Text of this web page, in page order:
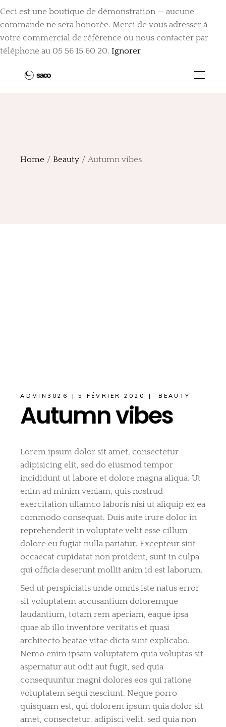
Ceci est une boutique de démonstration — aucune
commande ne sera honorée. Merci de vous adresser à
votre commercial de référence ou nous contacter par
téléphone au 05 56 15 60 20. Ignorer
Home Beauty Autumn vibes
ADMIN3026 5 FÉVRIER 2020 BEAUTY
Autumn vibes
Lorem ipsum dolor sit amet, consectetur
adipisicing elit, sed do eiusmod tempor
incididunt ut labore et dolore magna aliqua. Ut
enim ad minim veniam, quis nostrud
exercitation ullamco laboris nisi ut aliquip ex ea
commodo consequat. Duis aute irure dolor in
reprehenderit in voluptate velit esse cillum
dolore eu fugiat nulla pariatur. Excepteur sint
occaecat cupidatat non proident, sunt in culpa
qui officia deserunt mollit anim id est laborum.
Sed ut perspiciatis unde omnis iste natus error
sit voluptatem accusantium doloremque
laudantium, totam rem aperiam, eaque ipsa
quae ab illo inventore veritatis et quasi
architecto beatae vitae dicta sunt explicabo.
Nemo enim ipsam voluptatem quia voluptas sit
aspernatur aut odit aut fugit, sed quia
consequuntur magni dolores eos qui ratione
voluptatem sequi nesciunt. Neque porro
quisquam est, qui dolorem ipsum quia dolor sit
amet, consectetur, adipisci velit, sed quia non